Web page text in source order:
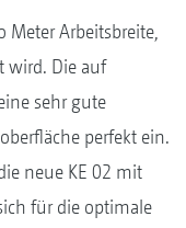
Meter Arbeitsbreite,
wird. Die auf
sehr gute
perfekt ein.
neue KE 02 mit
für die optimale